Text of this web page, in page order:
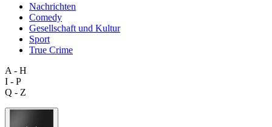
Nachrichten
Comedy
Gesellschaft und Kultur
Sport
True Crime
A - H
I - P
Q - Z